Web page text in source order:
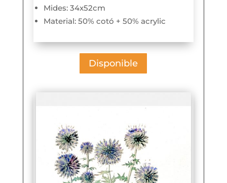
Mides: 34x52cm
Material: 50% cotó + 50% acrylic
Disponible